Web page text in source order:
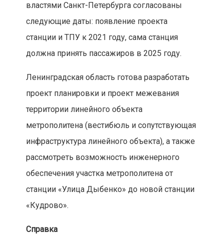
властями Санкт-Петербурга согласованы
следующие даты: появление проекта
станции и ТПУ к 2021 году, сама станция
должна принять пассажиров в 2025 году.
Ленинградская область готова разработать
проект планировки и проект межевания
территории линейного объекта
метрополитена (вестибюль и сопутствующая
инфраструктура линейного объекта), а также
рассмотреть возможность инженерного
обеспечения участка метрополитена от
станции «Улица Дыбенко» до новой станции
«Кудрово».
Справка